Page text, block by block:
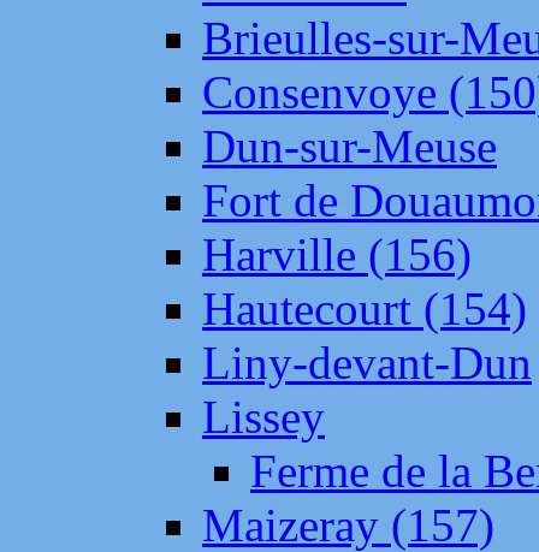
Brieulles-sur-
Consenvoye
Dun-sur-Meuse
Fort de
Harville (156)
Hautecourt (154)
Liny-devant-Dun
Lissey
Ferme de la
Maizeray (157)